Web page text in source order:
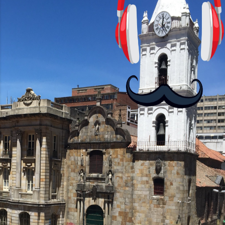
visuales. ¿Será posible que una app que
antes nos enseñó francés, ahora nos
convierta en jugadores de ajedrez? Aún
no podrás jugar contra otros humanos
La aplicación Duolingo fue lanzada en
2012 y cuenta con más de 37 millones
de usuarios activos diarios. Desde 2022,
ha empeza...